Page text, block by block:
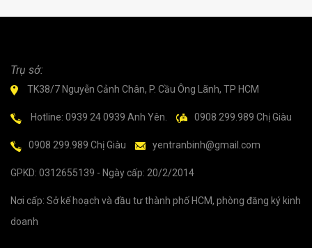
Trụ sở:
TK38/7 Nguyễn Cảnh Chân, P. Cầu Ông Lãnh, TP HCM
Hotline: 0939 24 0939 Anh Yên. 0908 299.989 Chị Giàu
0908 299.989 Chị Giàu yentranbinh@gmail.com
GPKD: 0312655139 - Ngày cấp: 20/2/2014
Nơi cấp: Sở kế hoạch và đầu tư thành phố HCM, phòng đăng ký kinh
doanh